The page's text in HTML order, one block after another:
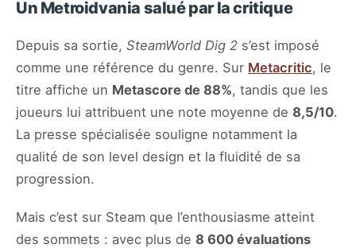
Un Metroidvania salué par la critique
Depuis sa sortie, SteamWorld Dig 2 s’est imposé
comme une référence du genre. Sur Metacritic, le
titre affiche un Metascore de 88%, tandis que les
joueurs lui attribuent une note moyenne de 8,5/10.
La presse spécialisée souligne notamment la
qualité de son level design et la fluidité de sa
progression.
Mais c’est sur Steam que l’enthousiasme atteint
des sommets : avec plus de 8 600 évaluations